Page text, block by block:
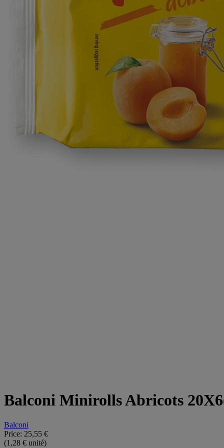
Balconi Minirolls Abricots
Balconi
Price: 25,55 €
(1,28 € unité)